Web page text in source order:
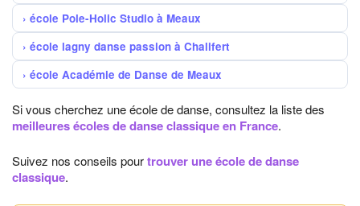
école Pole-Holic Studio à Meaux
école lagny danse passion à Chalifert
école Académie de Danse de Meaux
Si vous cherchez une école de danse, consultez la liste des
meilleures écoles de danse classique en France.
Suivez nos conseils pourtrouver une école de danse
classique.